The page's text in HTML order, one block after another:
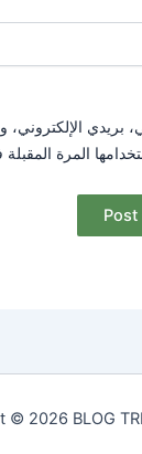
الإلكتروني،
المرة
© 2026 BLOG